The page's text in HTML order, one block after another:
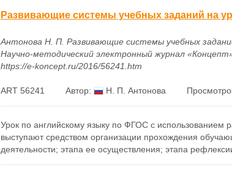
Развивающие системы учебных заданий на
Антонова Н. П. Развивающие системы учебных
Научно-методический электронный журнал
https://e-koncept.ru/2016/56241.htm
ART 56241 Автор: Н. П. Антонова
Урок по английскому языку по ФГОС с использованием
выступают средством организации прохождения
деятельности; этапа ее осуществления; этапа